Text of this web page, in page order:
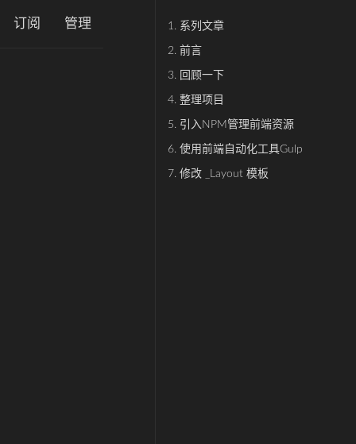
订阅 管理 1. 系列文章
2. 前言
3. 回顾一下
4. 整理项目
5. 引入NPM管理前端资源
6. 使用前端自动化工具Gulp
7. 修改 _Layout 模板